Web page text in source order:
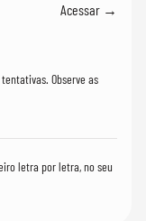
Acessar →
Observe as
letra por letra, no seu